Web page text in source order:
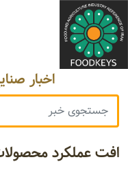
اخبار
افت عملکرد